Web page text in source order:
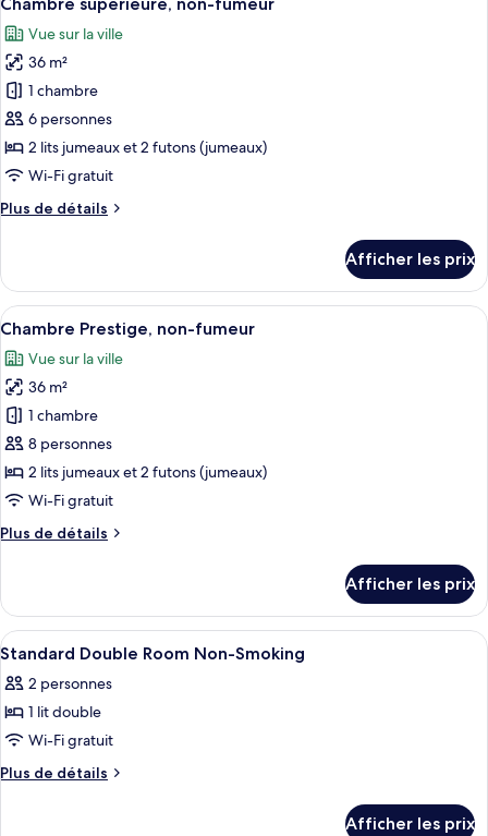
Smoking
Smoking
toutes
les
photos
pour
ce
type
de
chambre :
Chambre
fumeur
Vue sur la ville
36 m²
1 chambre
6 personnes
2 lits jumeaux et 2 futons (jumeaux)
Wi-Fi gratuit
Plus de détails
Plus
Chambre
supérieure,
non-
Afficher les prix
Afficher
toutes
les
photos
pour
ce
type
de
chambre :
Chambre
fumeur
Une chambre d’hôtel moderne avec
19
Chambre Prestige, non-fumeur
Vue sur la ville
36 m²
1 chambre
8 personnes
2 lits jumeaux et 2 futons (jumeaux)
Wi-Fi gratuit
Plus de détails
Plus
Chambre
Prestige,
non-
Afficher les prix
Afficher
toutes
les
photos
pour
ce
Coffre-fort, bureau, rideaux
12
Standard Double Room Non-Smoking
2 personnes
1 lit double
Wi-Fi gratuit
Plus de détails
Plus
Afficher les prix